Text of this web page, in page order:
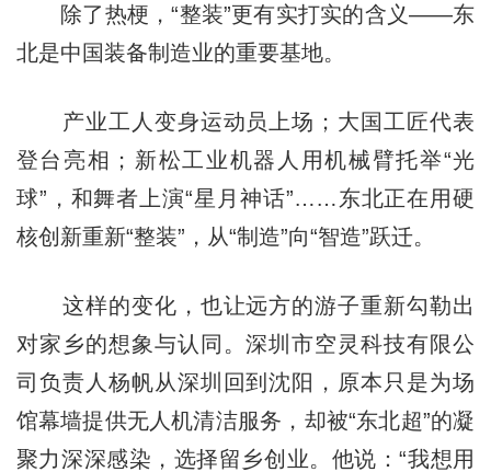
除了热梗，“整装”更有实打实的含义——东
北是中国装备制造业的重要基地。
产业工人变身运动员上场；大国工匠代表
登台亮相；新松工业机器人用机械臂托举“光
球”，和舞者上演“星月神话”……东北正在用硬
核创新重新“整装”，从“制造”向“智造”跃迁。
这样的变化，也让远方的游子重新勾勒出
对家乡的想象与认同。深圳市空灵科技有限公
司负责人杨帆从深圳回到沈阳，原本只是为场
馆幕墙提供无人机清洁服务，却被“东北超”的凝
聚力深深感染，选择留乡创业。他说：“我想用